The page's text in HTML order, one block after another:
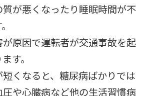
が悪くなったり睡眠時間が不
原因で運転者が交通事故を起
す。
くなると、糖尿病ばかりでは
や心臓病など他の生活習慣病